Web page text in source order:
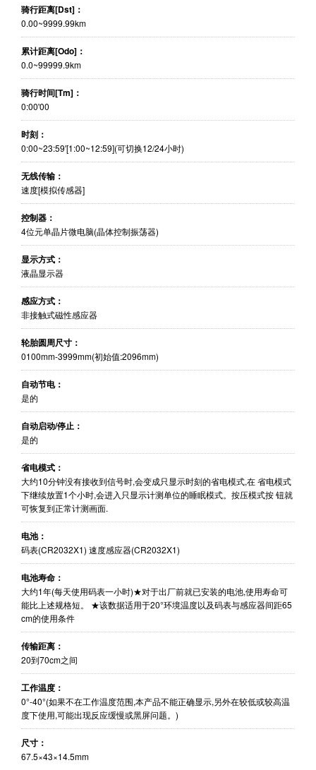
骑行距离[Dst]：
0.00~9999.99km
累计距离[Odo]：
0.0~99999.9km
骑行时间[Tm]：
0:00'00
时刻：
0:00~23:59′[1:00~12:59](可切换12/24小时)
无线传输：
速度[模拟传感器]
控制器：
4位元单晶片微电脑(晶体控制振荡器)
显示方式：
液晶显示器
感应方式：
非接触式磁性感应器
轮胎圆周尺寸：
0100mm-3999mm(初始值:2096mm)
自动节电：
是的
自动启动/停止：
是的
省电模式：
大约10分钟没有接收到信号时,会变成只显示时刻的省电模式,在 省电模式
下继续放置1个小时,会进入只显示计测单位的睡眠模式。按压模式按 钮就
可恢复到正常计测画面.
电池：
码表(CR2032X1) 速度感应器(CR2032X1)
电池寿命：
大约1年(每天使用码表一小时)★对于出厂前就已安装的电池,使用寿命可
能比上述规格短。 ★该数据适用于20°环境温度以及码表与感应器间距65
cm的使用条件
传输距离：
20到70cm之间
工作温度：
0°-40°(如果不在工作温度范围,本产品不能正确显示,另外在较低或较高温
度下使用,可能出现反应缓慢或黑屏问题。)
尺寸：
67.5×43×14.5mm